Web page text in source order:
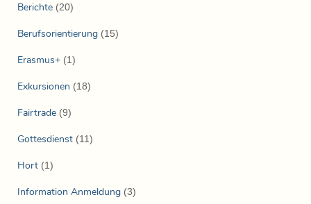
Berichte (20)
Berufsorientierung (15)
Erasmus+ (1)
Exkursionen (18)
Fairtrade (9)
Gottesdienst (11)
Hort (1)
Information Anmeldung (3)